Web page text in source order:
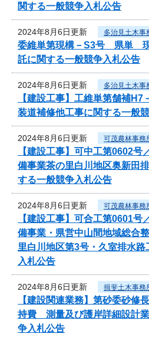
関する一般競争入札公告
2024年8月6日更新 多治見土木事
委維単第現構－S3号 県単
託に関する一般競争入札公告
2024年8月6日更新 多治見土木事
【建設工事】工維単第舗補
装道補修他工事に関する一般
2024年8月6日更新 可茂農林事務
【建設工事】可中工第0602号
備事業茶の里白川地区奥新田
する一般競争入札公告
2024年8月6日更新 可茂農林事務
【建設工事】可合工第0601号
備事業・県営中山間地域総合
里白川地区第3号・久室排水
入札公告
2024年8月6日更新 揖斐土木事務
【建設関連業務】第砂委砂
持費 測量及び護岸詳細設計
争入札公告